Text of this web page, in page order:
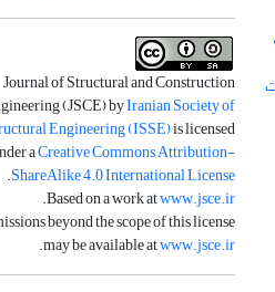
Journal of Structural and Construction
(JSCE) byIranian Society of
Engineering (ISSE)is licensed
aCreative Commons Attribution-
ShareAlike 4.0 International License
.
Based on a work atwww.jsce.ir
.
beyond the scope of this license
may be available atwww.jsce.ir
.